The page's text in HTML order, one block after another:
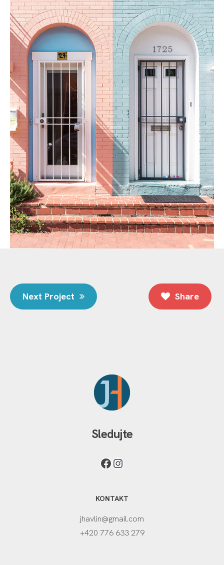
Next Project Share
Sledujte
KONTAKT
jhavlin@gmail.com
+420 776 633 279